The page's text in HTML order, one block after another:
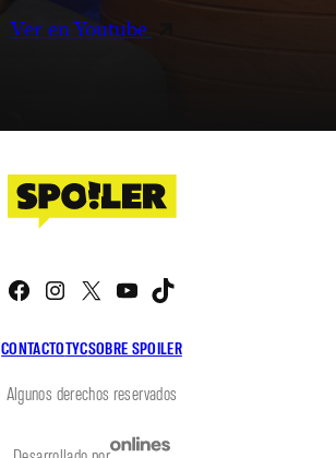
Ver en Youtube
CONTACTOTYCSOBRE SPOILER
Facebook
Instagram
X YouTube
Algunos derechos reservados